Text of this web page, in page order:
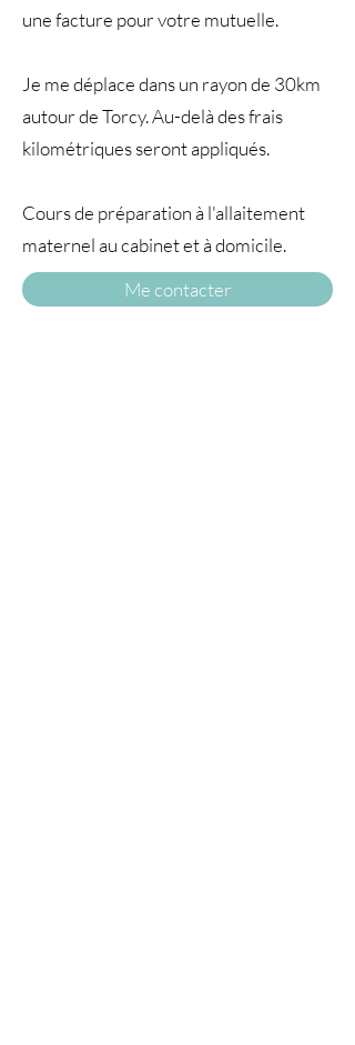
une facture pour votre mutuelle.
Je me déplace dans un rayon de 30km
autour de Torcy. Au-delà des frais
kilométriques seront appliqués.
Cours de préparation à l'allaitement
maternel au cabinet et à domicile.
Me contacter